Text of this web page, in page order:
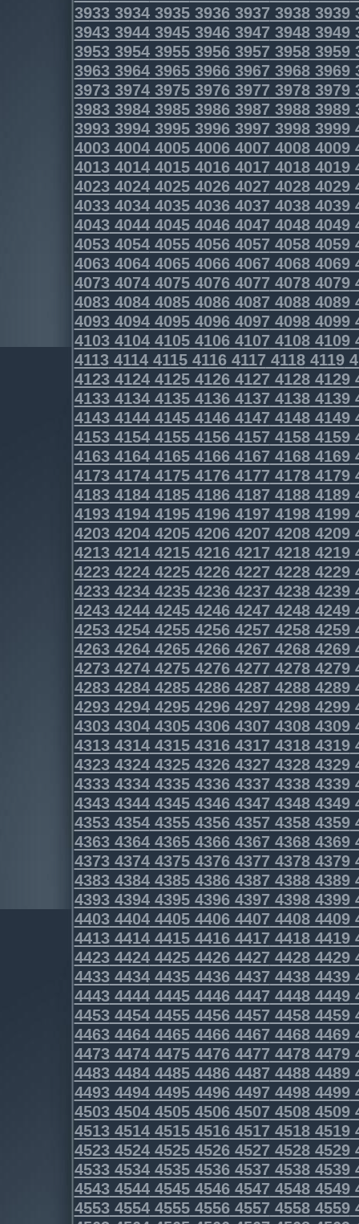
3933393439353936393739383939
3943394439453946394739483949
3953395439553956395739583959
3963396439653966396739683969
3973397439753976397739783979
3983398439853986398739883989
3993399439953996399739983999
4003400440054006400740084009
4013401440154016401740184019
4023402440254026402740284029
4033403440354036403740384039
4043404440454046404740484049
4053405440554056405740584059
4063406440654066406740684069
4073407440754076407740784079
4083408440854086408740884089
4093409440954096409740984099
4103410441054106410741084109
4113411441154116411741184119
4123412441254126412741284129
4133413441354136413741384139
4143414441454146414741484149
4153415441554156415741584159
4163416441654166416741684169
4173417441754176417741784179
4183418441854186418741884189
4193419441954196419741984199
4203420442054206420742084209
4213421442154216421742184219
4223422442254226422742284229
4233423442354236423742384239
4243424442454246424742484249
4253425442554256425742584259
4263426442654266426742684269
4273427442754276427742784279
4283428442854286428742884289
4293429442954296429742984299
4303430443054306430743084309
4313431443154316431743184319
4323432443254326432743284329
4333433443354336433743384339
4343434443454346434743484349
4353435443554356435743584359
4363436443654366436743684369
4373437443754376437743784379
4383438443854386438743884389
4393439443954396439743984399
4403440444054406440744084409
4413441444154416441744184419
4423442444254426442744284429
4433443444354436443744384439
4443444444454446444744484449
4453445444554456445744584459
4463446444654466446744684469
4473447444754476447744784479
4483448444854486448744884489
4493449444954496449744984499
4503450445054506450745084509
4513451445154516451745184519
4523452445254526452745284529
4533453445354536453745384539
4543454445454546454745484549
4553455445554556455745584559